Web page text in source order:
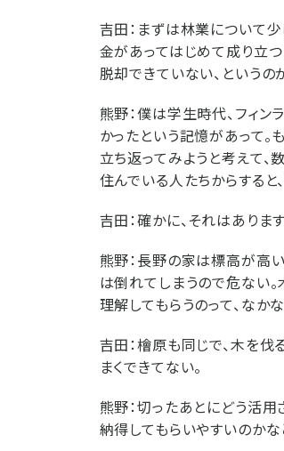
吉田： まずは林業について
金があってはじめて成り立
脱却できていない、というの
熊野：僕は学生時代、フィン
かったという記憶があって
立ち返ってみようと考えて
住んでいる人たちからすると
吉田：確かに、それはありま
熊野：長野の家は標高が高い
は倒れてしまうので危ない
理解してもらうのって、なか
吉田：檜原も同じで、木を伐
まくできてない。
熊野：切ったあとにどう活用
納得してもらいやすいのかな